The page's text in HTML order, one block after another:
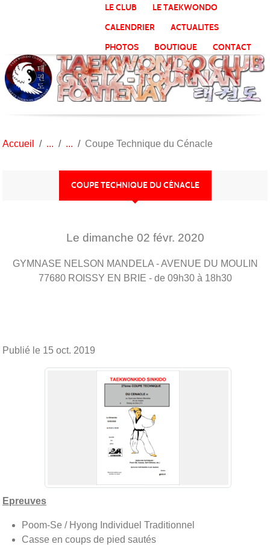
LE CLUB
LE TAEKWONDO
CALENDRIER
ACTUALITES
PHOTOS
BOUTIQUE CONTACT
Accueil Coupe Technique du Cénacle
COUPE TECHNIQUE DU CÉNACLE
Le dimanche 02 févr. 2020
GYMNASE NELSON MANDELA - AVENUE DU MOULIN
77680 ROISSY EN BRIE - de 09h30 à 18h30
Publié le 15 oct. 2019
Epreuves
Poom-Se / Hyong Individuel Traditionnel
Casse en coups de pied sautés
Panneau de gestion des cookies